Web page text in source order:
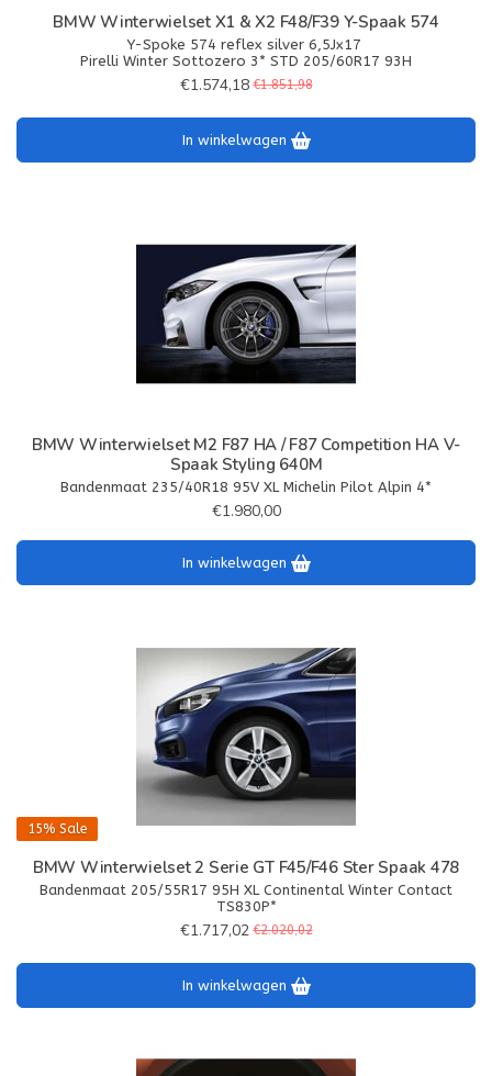
BMW Winterwielset X1 & X2 F48/F39 Y-Spaak 574
Y-Spoke 574 reflex silver 6,5Jx17
Pirelli Winter Sottozero 3* STD 205/60R17 93H
€1.574,18 €1.851,98
In winkelwagen
BMW Winterwielset M2 F87 HA / F87 Competition HA V-
Spaak Styling 640M
Bandenmaat 235/40R18 95V XL Michelin Pilot Alpin 4*
€1.980,00
In winkelwagen
15% Sale
BMW Winterwielset 2 Serie GT F45/F46 Ster Spaak 478
Bandenmaat 205/55R17 95H XL Continental Winter Contact
TS830P*
€1.717,02 €2.020,02
In winkelwagen